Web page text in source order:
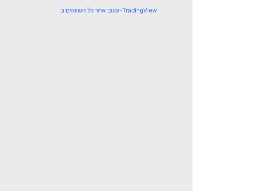
עקוב אחר כל השווקים ב-TradingView